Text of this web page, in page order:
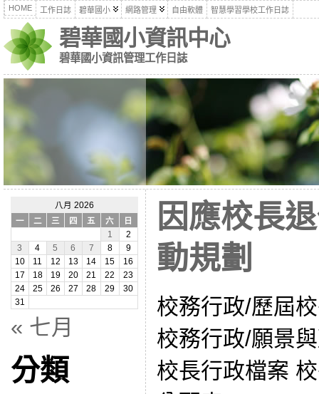
HOME 工作日誌 碧華國小 網路管理 自由軟體 智慧學習學校工作日誌
碧華國小資訊中心
碧華國小資訊管理工作日誌
八月 2026
一
二 三 四 五 六
日
1
2
3
4 5 6 7 8
9
10
11 12 13 14 15
16
17
18 19 20 21 22
23
24
25 26 27 28 29
30
31
« 七月
分類
因應校長
動規劃
校務行政/歷屆
校務行政/願景
校長行政檔案